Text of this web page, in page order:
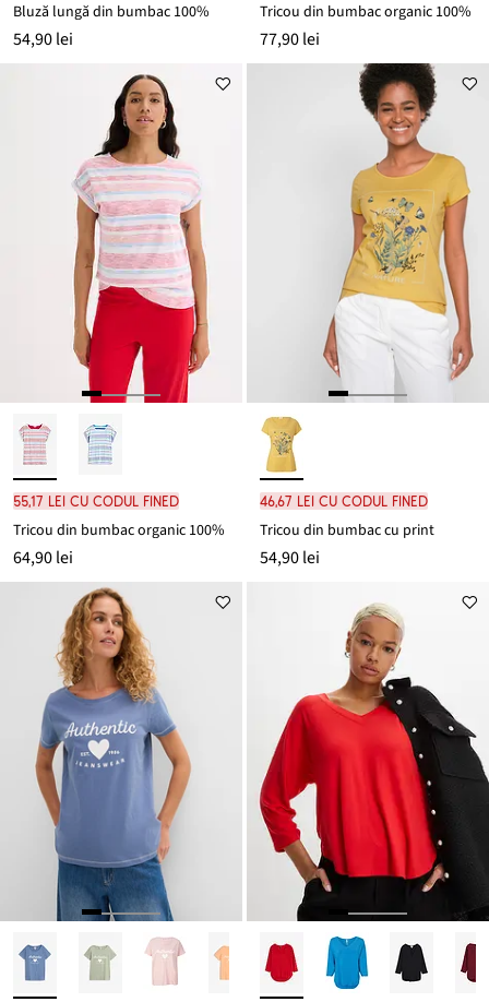
Bluză lungă din bumbac 100%
54,90 lei
Tricou din bumbac organic 100%
77,90 lei
55,17 lei cu codul FINED
Tricou din bumbac organic 100%
64,90 lei
46,67 lei cu codul FINED
Tricou din bumbac cu print
54,90 lei